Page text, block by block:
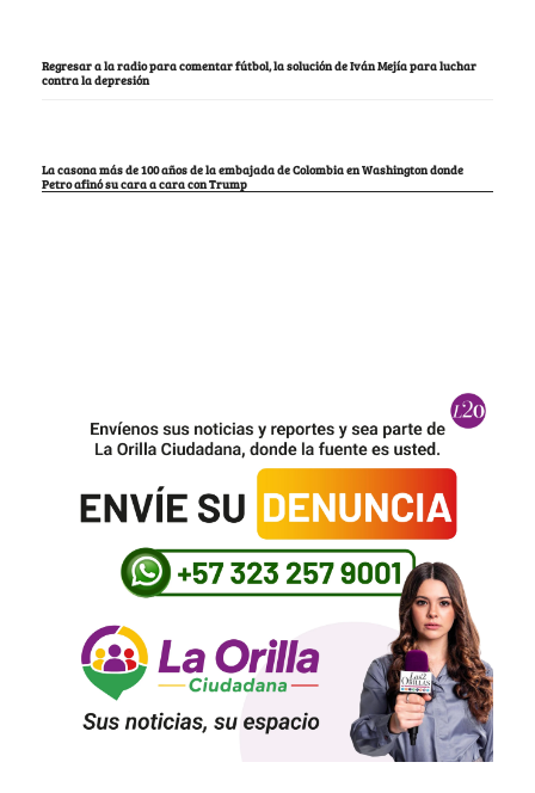
Regresar a la radio para comentar fútbol, la solución de Iván Mejía para luchar
contra la depresión
La casona más de 100 años de la embajada de Colombia en Washington donde
Petro afinó su cara a cara con Trump